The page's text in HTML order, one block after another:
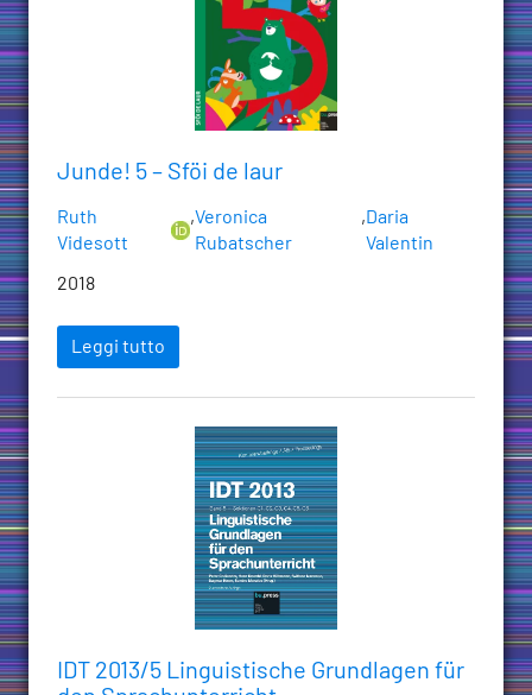
Junde! 5 – Sföi de laur
Ruth
Videsott
,Veronica
Rubatscher
,Daria
Valentin
2018
Leggi tutto
IDT 2013/5 Linguistische Grundlagen für